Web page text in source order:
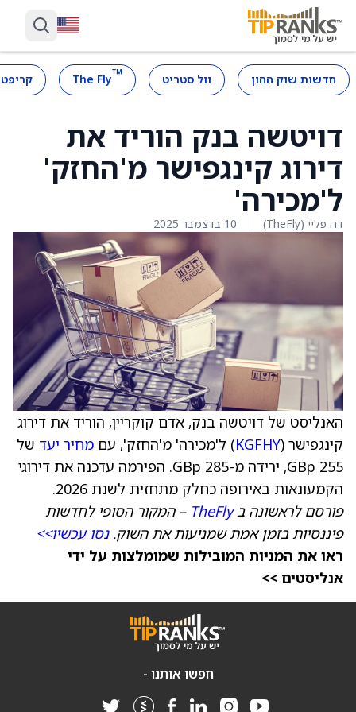
חדשות שוק ההון וול סטריט ™
The Fly
דויטשה בנק הוריד את
דירוג קינגפישר מ'החזק'
ל'מכירה'
דה פליי (TheFly) 10 בדצמבר 2025
האנליסט של דויטשה בנק, אדם קוקריין, הוריד את דירוג
קינגפישר (KGFHY) ל'מכירה' מ'החזק', עם מחיר יעד של
255 GBp, ירידה מ-285 GBp. הפירמה עדכנה את דירוגי
הקמעונאות באירופה כחלק מתחזית לשנת 2026.
פורסם לראשונה בTheFly – המקור הסופי לחדשות
פיננסיות בזמן אמת שמניעות את השוק.נסו עכשיו>>
ראו את המניות המובילות שמומלצות על ידי
אנליסטים >>
חפשו אותנו -